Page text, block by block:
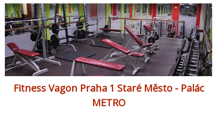
Fitness Vagon Praha 1 Staré Město - Palác
METRO